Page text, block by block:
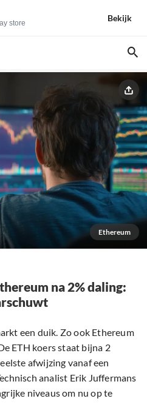
store
Bekijk
Ethereum
na 2% daling:
een duik. Zo ook Ethereum
ETH koers staat bijna 2
afwijzing vanaf een
analist Erik Juffermans
niveaus om nu op te